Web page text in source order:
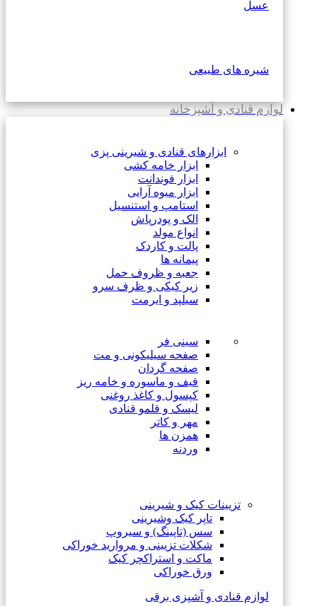
عسل
شیره های طبیعی
لوازم قنادی و آشپزخانه
ابزارهای قنادی و شیرینی پزی
ابزار خامه کشی
ابزار فوندانت
ابزار میوه آرایی
استامپ و استنسیل
الک و پودرپاش
انواع مولد
پالت و کاردک
پیمانه ها
جعبه و ظروف حمل
زیر کیکی و ظرف سرو
سیلپد و ایرمت
سینی فر
صفحه سیلیکونی و مت
صفحه گردان
قیف و ماسوره و خامه ریز
کپسول و کاغذ روغنی
لیسک و قلمو قنادی
مهر و کاتر
همزن ها
وردنه
تزیینات کیک و شیرینی
تاپر کیک وشیرینی
سس (تاپینگ) و سیروپ
شکلات تزیینی و مروارید خوراکی
ماکت و استراکچر کیک
ورق خوراکی
لوازم قنادی و آشپزی برقی